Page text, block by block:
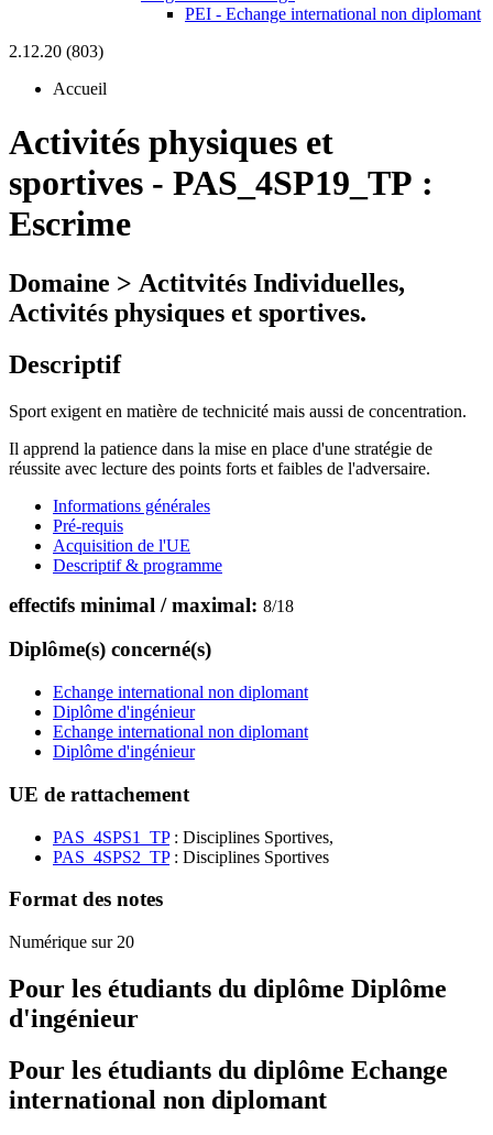
PEI - Echange international non diplomant
2.12.20 (803)
Accueil
Activités physiques et
sportives - PAS_4SP19_TP :
Escrime
Domaine > Actitvités Individuelles,
Activités physiques et sportives.
Descriptif
Sport exigent en matière de technicité mais aussi de concentration.
Il apprend la patience dans la mise en place d'une stratégie de
réussite avec lecture des points forts et faibles de l'adversaire.
Informations générales
Pré-requis
Acquisition de l'UE
Descriptif & programme
effectifs minimal / maximal: 8/18
Diplôme(s) concerné(s)
Echange international non diplomant
Diplôme d'ingénieur
Echange international non diplomant
Diplôme d'ingénieur
UE de rattachement
PAS_4SPS1_TP: Disciplines Sportives,
PAS_4SPS2_TP: Disciplines Sportives
Format des notes
Numérique sur 20
Pour les étudiants du diplôme Diplôme
d'ingénieur
Pour les étudiants du diplôme Echange
international non diplomant